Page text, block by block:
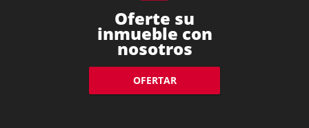
Oferte su
inmueble con
nosotros
OFERTAR